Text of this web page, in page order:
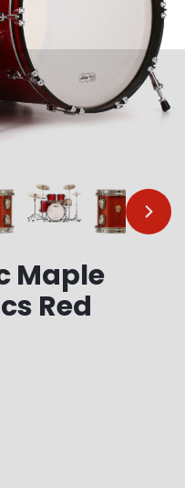
…
Maple
Red